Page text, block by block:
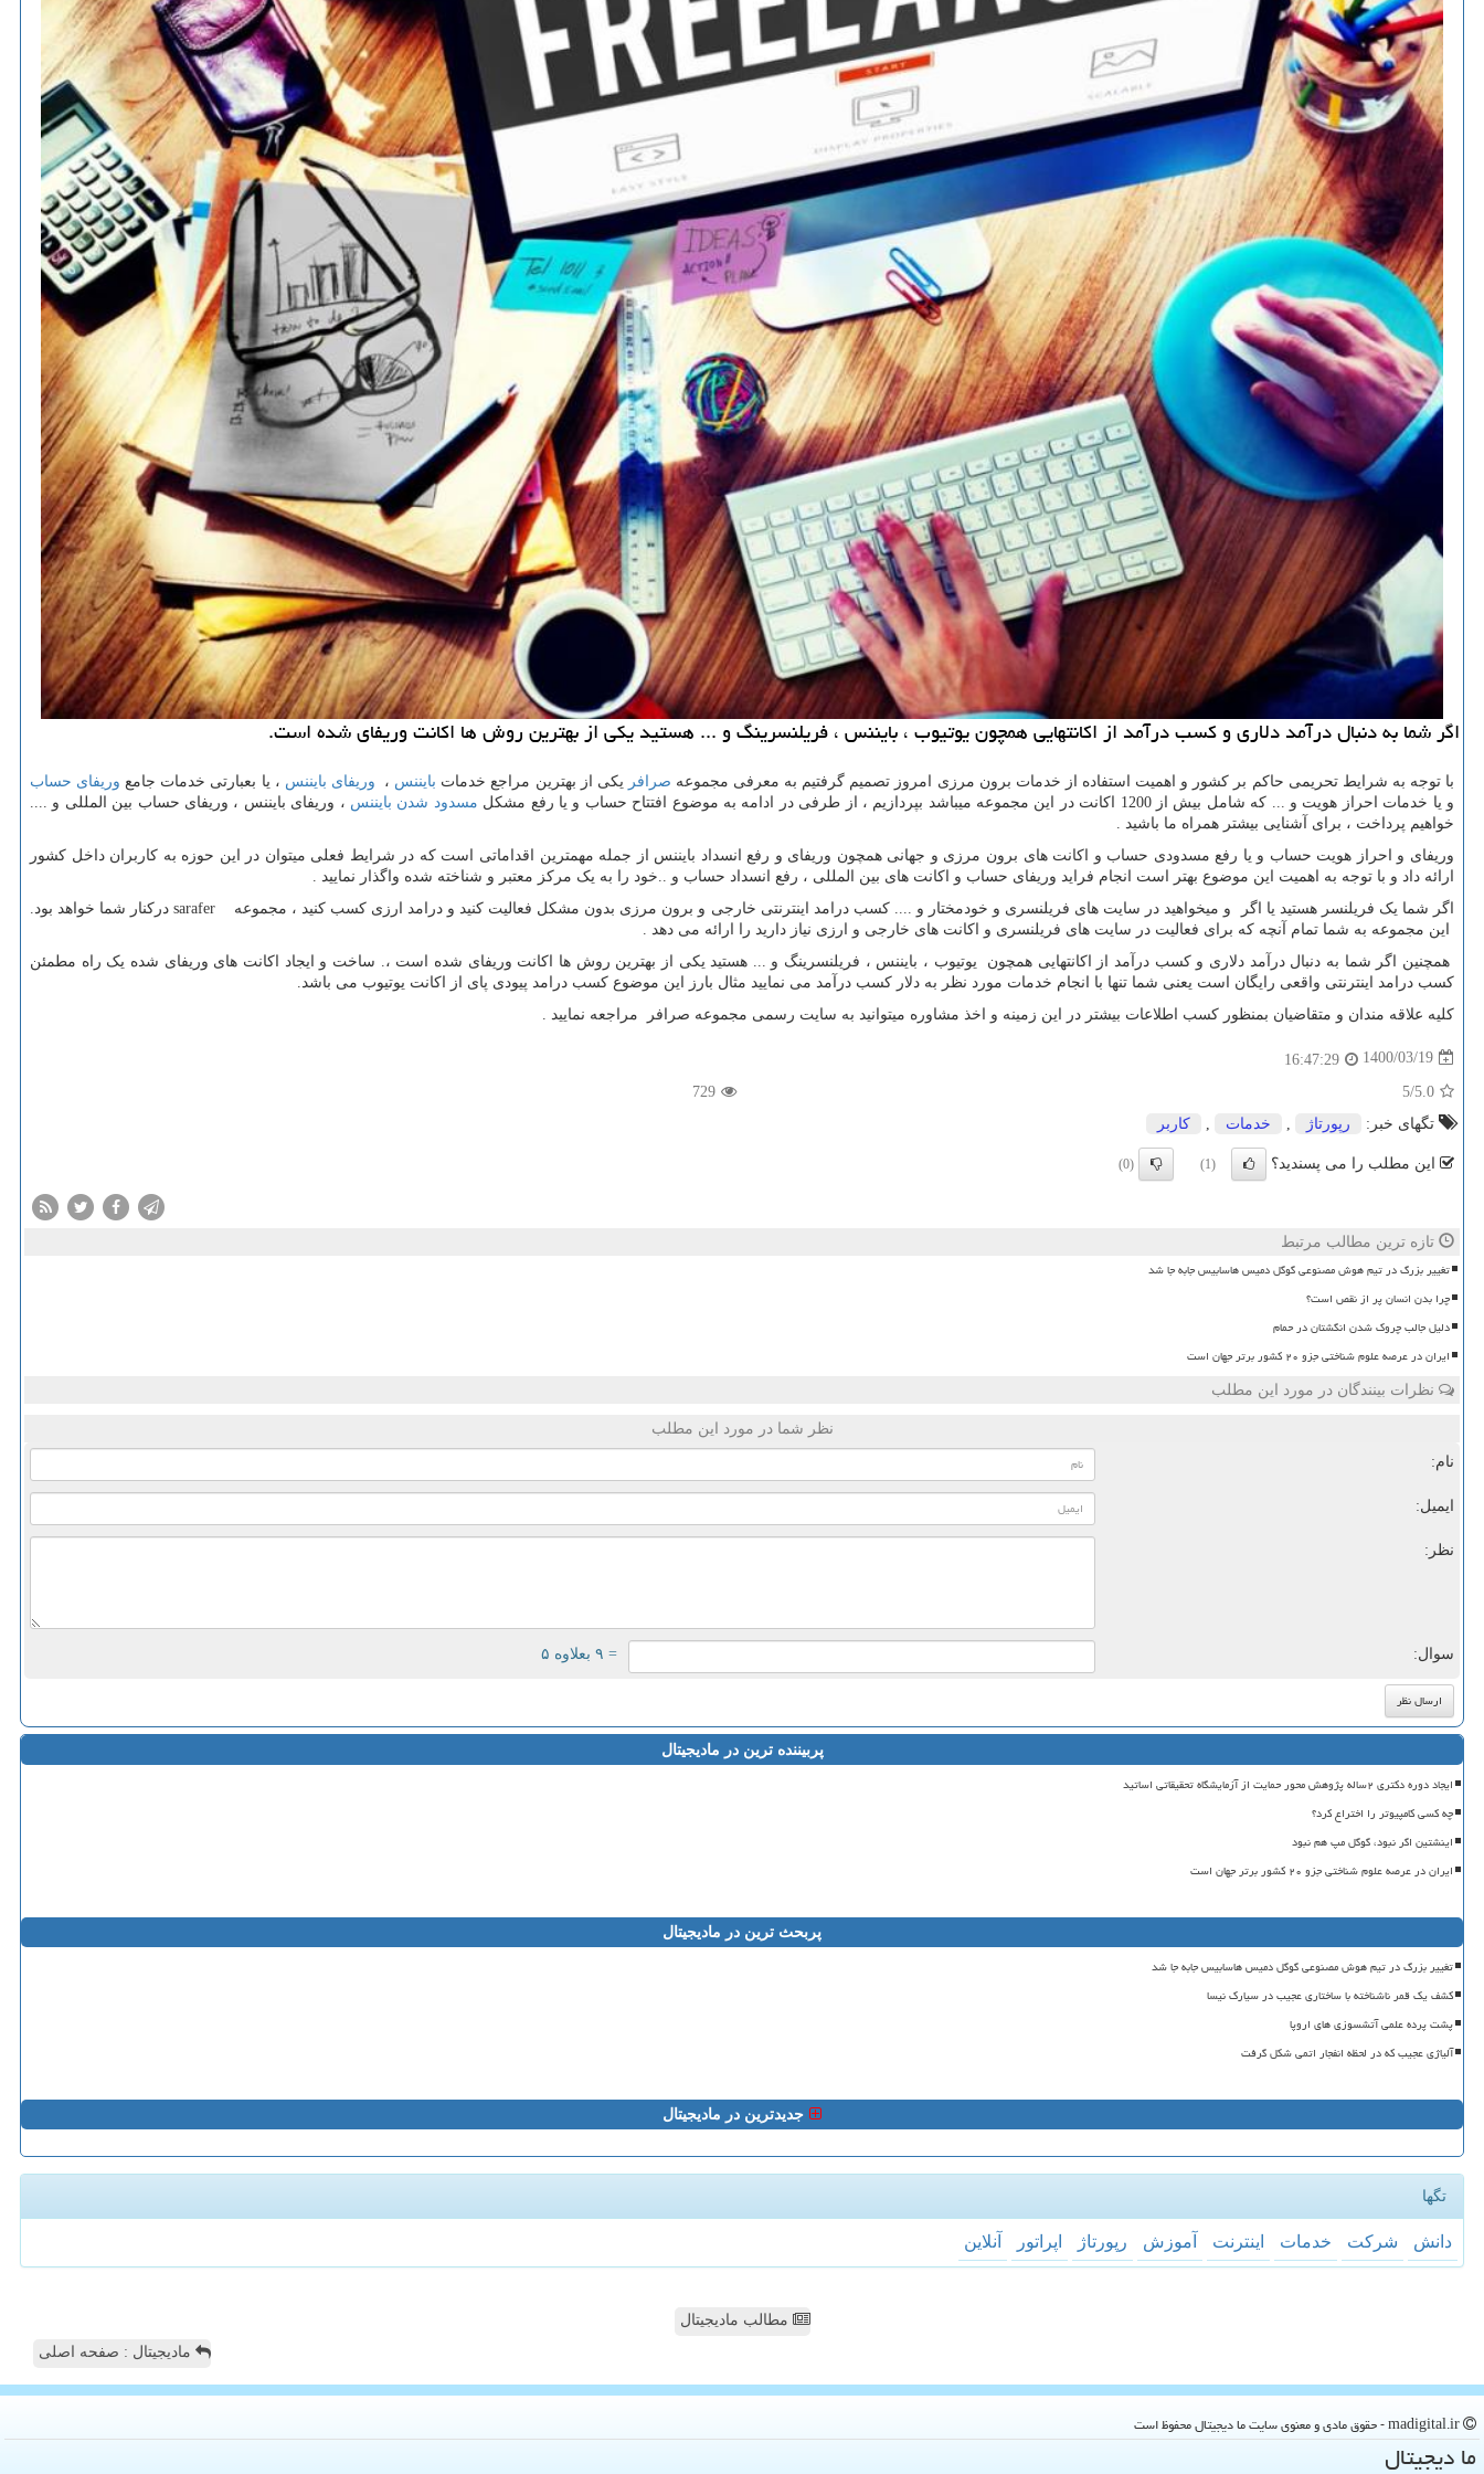
اگر شما به دنبال درآمد دلاری و كسب درآمد از اكانتهایی همچون یوتیوب ، بایننس ، فریلنسرینگ و ... هستید یكی از بهترین روش ها اكانت وریفای شده است.
با توجه به شرایط تحریمی حاکم بر کشور و اهمیت استفاده از خدمات برون مرزی امروز تصمیم گرفتیم به معرفی مجموعه صرافر یکی از بهترین مراجع خدمات بایننس ، وریفای بایننس ، یا بعبارتی خدمات جامع وریفای حساب
و یا خدمات احراز هویت و ... که شامل بیش از 1200 اکانت در این مجموعه میباشد بپردازیم ، از طرفی در ادامه به موضوع افتتاح حساب و یا رفع مشکل
مسدود شدن بایننس ، وریفای بایننس ، وریفای حساب بین المللی و ....
خواهیم پرداخت ، برای آشنایی بیشتر همراه ما باشید .
وریفای و احراز هویت حساب و یا رفع مسدودی حساب و اکانت های برون مرزی و جهانی همچون وریفای و رفع انسداد بایننس از جمله مهمترین اقداماتی است که در شرایط فعلی میتوان در این حوزه به کاربران داخل کشور
ارائه داد و با توجه به اهمیت این موضوع بهتر است انجام فراید وریفای حساب و اکانت های بین المللی ، رفع انسداد حساب و ..خود را به یک مرکز معتبر و شناخته شده واگذار نمایید .
اگر شما یک فریلنسر هستید یا اگر و میخواهید در سایت های فریلنسری و خودمختار و .... کسب درامد اینترنتی خارجی و برون مرزی بدون مشکل فعالیت کنید و درامد ارزی کسب کنید ، مجموعه saraferدرکنار شما خواهد بود.
این مجموعه به شما تمام آنچه که برای فعالیت در سایت های فریلنسری و اکانت های خارجی و ارزی نیاز دارید را ارائه می دهد .
همچنین اگر شما به دنبال درآمد دلاری و کسب درآمد از اکانتهایی همچون یوتیوب ، بایننس ، فریلنسرینگ و ... هستید یکی از بهترین روش ها اکانت وریفای شده است ،. ساخت و ایجاد اکانت های وریفای شده یک راه مطمئن
کسب درامد اینترنتی واقعی رایگان است یعنی شما تنها با انجام خدمات مورد نظر به دلار کسب درآمد می نمایید مثال بارز این موضوع کسب درامد پیودی پای از اکانت یوتیوب می باشد.
کلیه علاقه مندان و متقاضیان بمنظور کسب اطلاعات بیشتر در این زمینه و اخذ مشاوره میتوانید به سایت رسمی مجموعه صرافر مراجعه نمایید .
1400/03/19
16:47:29
5.0
/5
729
تگهای خبر:
رپورتاژ خدمات كاربر
این مطلب را می پسندید؟ (1)
(0)
تازه ترین مطالب مرتبط
تغییر بزرگ در تیم هوش مصنوعی گوگل دمیس هاسابیس جابه جا شد
چرا بدن انسان پر از نقص است؟
دلیل جالب چروک شدن انگشتان در حمام
ایران در عرصه علوم شناختی جزو ۲۰ کشور برتر جهان است
نظرات بینندگان در مورد این مطلب
نظر شما در مورد این مطلب
نام:
ایمیل:
نظر:
سوال: = ۹ بعلاوه ۵
پربیننده ترین در مادیجیتال
ایجاد دوره دکتری ۲ساله پژوهش محور حمایت از آزمایشگاه تحقیقاتی اساتید
چه کسی کامپیوتر را اختراع کرد؟
اینشتین اگر نبود، گوگل مپ هم نبود
ایران در عرصه علوم شناختی جزو ۲۰ کشور برتر جهان است
پربحث ترین در مادیجیتال
تغییر بزرگ در تیم هوش مصنوعی گوگل دمیس هاسابیس جابه جا شد
کشف یک قمر ناشناخته با ساختاری عجیب در سیارک نیسا
پشت پرده علمی آتشسوزی های اروپا
آلیاژی عجیب که در لحظه انفجار اتمی شکل گرفت
جدیدترین در مادیجیتال
تگها
دانش شركت خدمات اینترنت آموزش رپورتاژ اپراتور آنلاین
مطالب مادیجیتال
مادیجیتال : صفحه اصلی
ما دیجیتال